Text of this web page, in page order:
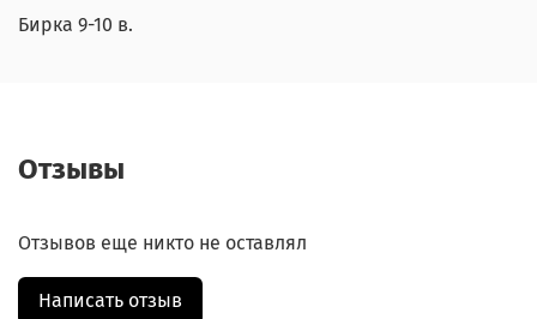
Бирка 9-10 в.
Отзывы
Отзывов еще никто не оставлял
Написать отзыв